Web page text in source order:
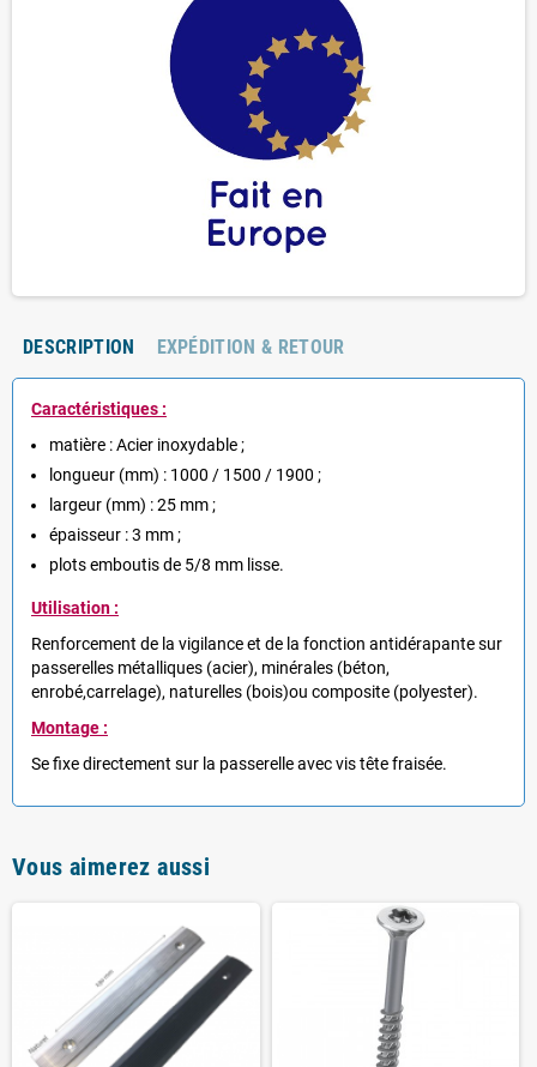
DESCRIPTION EXPÉDITION & RETOUR
Caractéristiques :
matière : Acier inoxydable ;
longueur (mm) : 1000 / 1500 / 1900 ;
largeur (mm) : 25 mm ;
épaisseur : 3 mm ;
plots emboutis de 5/8 mm lisse.
Utilisation :
Renforcement de la vigilance et de la fonction antidérapante sur
passerelles métalliques (acier), minérales (béton,
enrobé,carrelage), naturelles (bois)ou composite (polyester).
Montage :
Se fixe directement sur la passerelle avec vis tête fraisée.
Vous aimerez aussi